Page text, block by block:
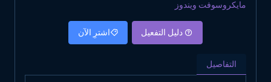
مايكروسوفت ويندوز
دليل التفعيل اشترِ الآن
التفاصيل